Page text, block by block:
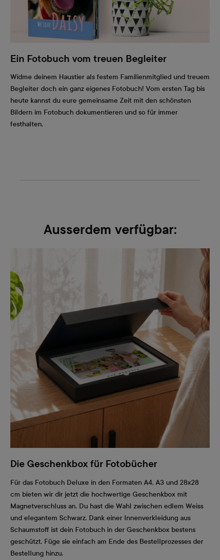
Ein Fotobuch vom treuen Begleiter
Widme deinem Haustier als festem Familienmitglied und treuem
Begleiter doch ein ganz eigenes Fotobuch! Vom ersten Tag bis
heute kannst du eure gemeinsame Zeit mit den schönsten
Bildern im Fotobuch dokumentieren und so für immer
festhalten.
Ausserdem verfügbar:
Die Geschenkbox für Fotobücher
Für das Fotobuch Deluxe in den Formaten A4, A3 und 28x28
cm bieten wir dir jetzt die hochwertige Geschenkbox mit
Magnetverschluss an. Du hast die Wahl zwischen edlem Weiss
und elegantem Schwarz. Dank einer Innenverkleidung aus
Schaumstoff ist dein Fotobuch in der Geschenkbox bestens
geschützt. Füge sie einfach am Ende des Bestellprozesses der
Bestellung hinzu.